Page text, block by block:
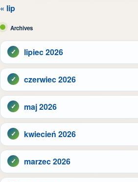
« lip
Archives
lipiec 2026
czerwiec 2026
maj 2026
kwiecień 2026
marzec 2026